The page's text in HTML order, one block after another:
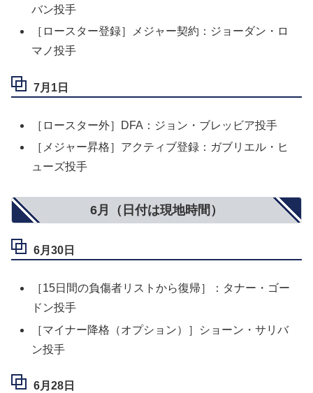
バン投手
［ロースター登録］メジャー契約：ジョーダン・ロ
マノ投手
7月1日
［ロースター外］DFA：ジョン・ブレッビア投手
［メジャー昇格］アクティブ登録：ガブリエル・ヒ
ューズ投手
6月（日付は現地時間）
6月30日
［15日間の負傷者リストから復帰］：タナー・ゴー
ドン投手
［マイナー降格（オプション）］ショーン・サリバ
ン投手
6月28日